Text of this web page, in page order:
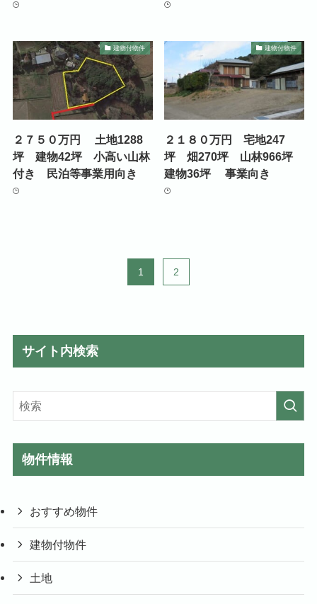
建物付物件
２７５０万円 土地1288
坪 建物42坪 小高い山林
付き 民泊等事業用向き
建物付物件
２１８０万円 宅地247
坪 畑270坪 山林966坪
建物36坪 事業向き
1 2
サイト内検索
物件情報
おすすめ物件
建物付物件
土地